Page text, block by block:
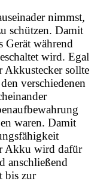
nimmst,
schützen. Damit
Gerät während
wird. Egal
Akkustecker sollte
verschiedenen
waren. Damit
Akku wird dafür
anschließend
bis zur